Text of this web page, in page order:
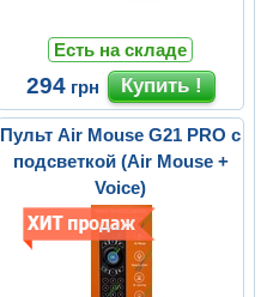
Есть на складе
294 грн
Пульт Air Mouse G21 PRO с
подсветкой (Air Mouse +
Voice)